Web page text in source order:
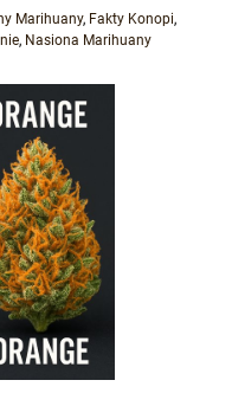
Marihuany, Fakty Konopi,
, Nasiona Marihuany